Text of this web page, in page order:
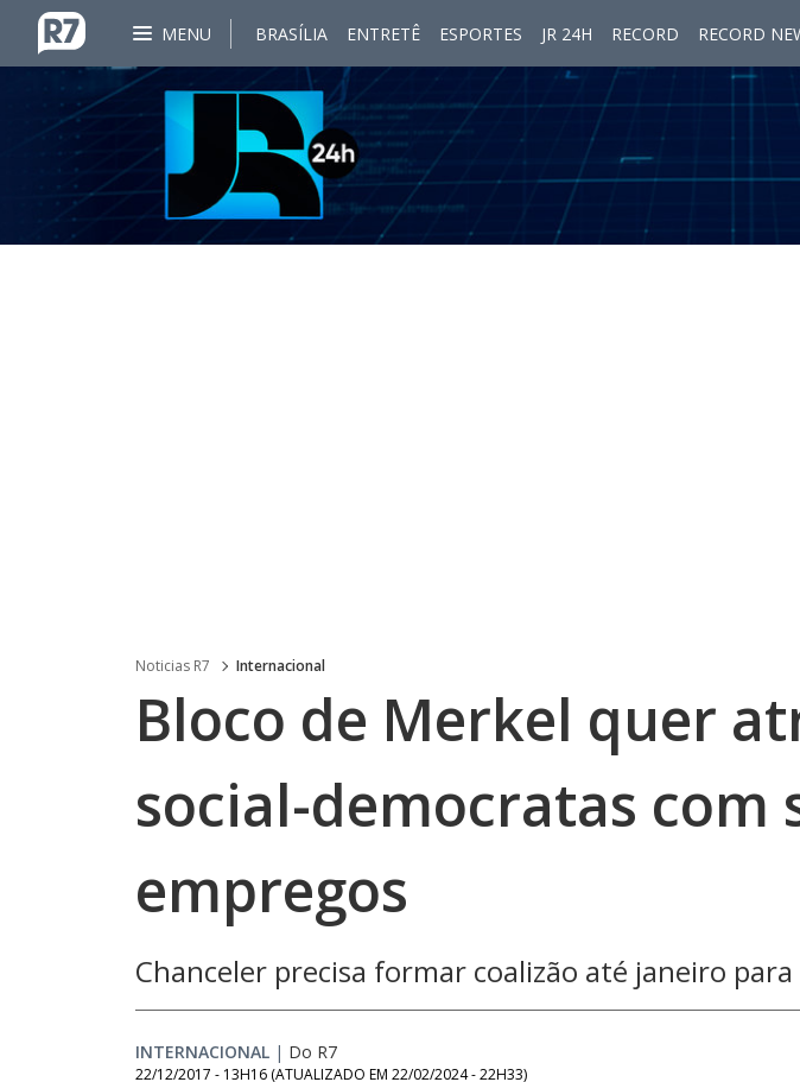
MENU BRASÍLIA ENTRETÊ ESPORTES JR 24H RECORD RECORD
Noticias R7 Internacional
Bloco de Merkel quer
social-democratas com
empregos
Chanceler precisa formar coalizão até janeiro
INTERNACIONAL | Do R7
22/12/2017 - 13H16 (ATUALIZADO EM 22/02/2024 - 22H33)